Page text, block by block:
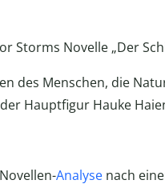
Storms Novelle „Der
des Menschen, die
Hauptfigur Hauke
Analysenach